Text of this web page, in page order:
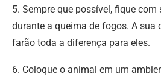
5. Sempre que possível, fique
durante a queima de fogos. A sua
farão toda a diferença para eles.
6. Coloque o animal em um